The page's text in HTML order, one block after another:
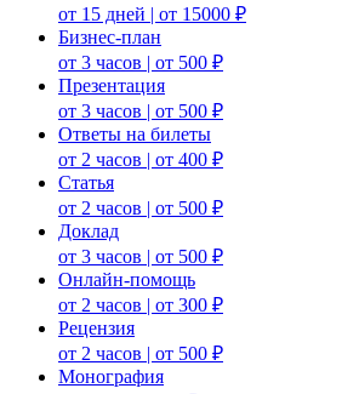
от 15 дней | от 15000 ₽
Бизнес-план
от 3 часов | от 500 ₽
Презентация
от 3 часов | от 500 ₽
Ответы на билеты
от 2 часов | от 400 ₽
Статья
от 2 часов | от 500 ₽
Доклад
от 3 часов | от 500 ₽
Онлайн-помощь
от 2 часов | от 300 ₽
Рецензия
от 2 часов | от 500 ₽
Монография